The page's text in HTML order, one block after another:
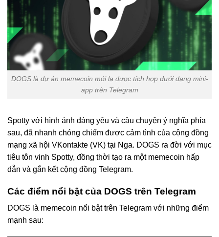
DOGS là dự án memecoin mới lạ được tích hợp dưới dạng mini-
app trên Telegram
Spotty với hình ảnh đáng yêu và câu chuyện ý nghĩa phía
sau, đã nhanh chóng chiếm được cảm tình của cộng đồng
mạng xã hội VKontakte (VK) tại Nga. DOGS ra đời với mục
tiêu tôn vinh Spotty, đồng thời tạo ra một memecoin hấp
dẫn và gắn kết cộng đồng Telegram.
Các điểm nổi bật của DOGS trên Telegram
DOGS là memecoin nổi bật trên Telegram với những điểm
mạnh sau: